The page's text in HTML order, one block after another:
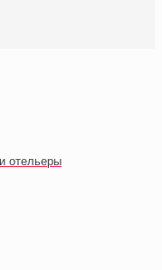
отельеры